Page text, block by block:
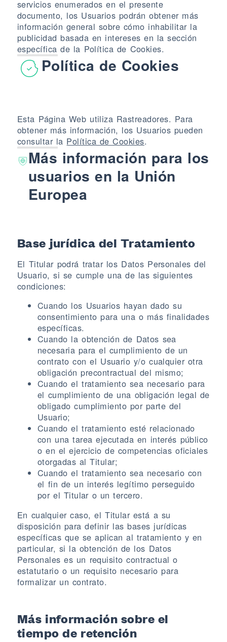
servicios enumerados en el presente
documento, los Usuarios podrán obtener más
información general sobre cómo inhabilitar la
publicidad basada en intereses en la sección
específica de la Política de Cookies.
Política de Cookies
Esta Página Web utiliza Rastreadores. Para
obtener más información, los Usuarios pueden
consultar la Política de Cookies.
Más información para los
usuarios en la Unión
Europea
Base jurídica del Tratamiento
El Titular podrá tratar los Datos Personales del
Usuario, si se cumple una de las siguientes
condiciones:
Cuando los Usuarios hayan dado su
consentimiento para una o más finalidades
específicas.
Cuando la obtención de Datos sea
necesaria para el cumplimiento de un
contrato con el Usuario y/o cualquier otra
obligación precontractual del mismo;
Cuando el tratamiento sea necesario para
el cumplimiento de una obligación legal de
obligado cumplimiento por parte del
Usuario;
Cuando el tratamiento esté relacionado
con una tarea ejecutada en interés público
o en el ejercicio de competencias oficiales
otorgadas al Titular;
Cuando el tratamiento sea necesario con
el fin de un interés legítimo perseguido
por el Titular o un tercero.
En cualquier caso, el Titular está a su
disposición para definir las bases jurídicas
específicas que se aplican al tratamiento y en
particular, si la obtención de los Datos
Personales es un requisito contractual o
estatutario o un requisito necesario para
formalizar un contrato.
Más información sobre el
tiempo de retención